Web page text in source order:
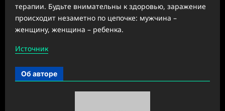
терапии. Будьте внимательны к здоровью, заражение
происходит незаметно по цепочке: мужчина –
женщину, женщина – ребенка.
Источник
Об авторе